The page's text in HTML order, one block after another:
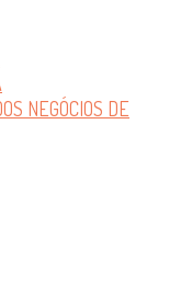
NEGÓCIOS DE